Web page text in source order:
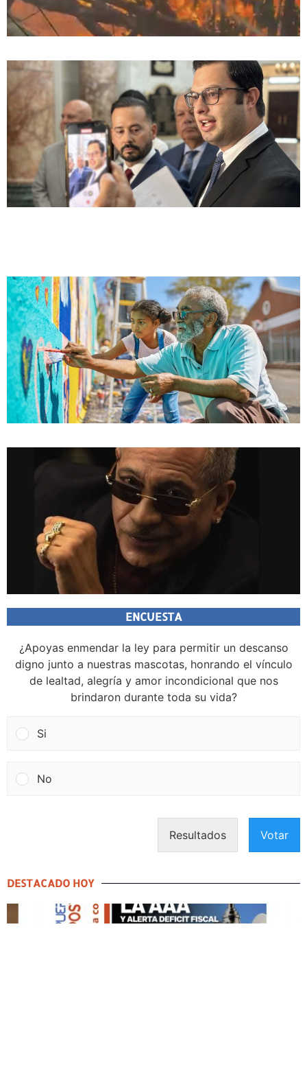
ENCUESTA
¿Apoyas enmendar la ley para permitir un descanso
digno junto a nuestras mascotas, honrando el vínculo
de lealtad, alegría y amor incondicional que nos
brindaron durante toda su vida?
Si
No
Resultados Votar
DESTACADO HOY